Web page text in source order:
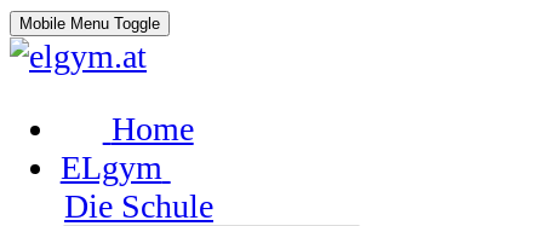
Mobile Menu Toggle
Home
ELgym
Die Schule